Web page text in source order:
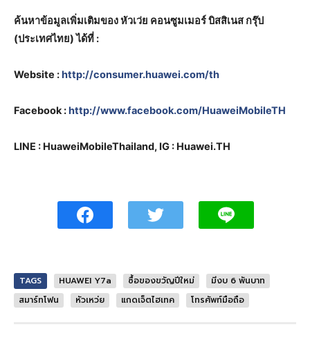
ค้นหาข้อมูลเพิ่มเติมของ หัวเว่ย คอนซูมเมอร์ บิสสิเนส กรุ๊ป
(ประเทศไทย) ได้ที่ :
Website :http://consumer.huawei.com/th
Facebook :http://www.facebook.com/HuaweiMobileTH
LINE : HuaweiMobileThailand, IG : Huawei.TH
TAGS HUAWEI Y7a ซื้อของขวัญปีใหม่
มีงบ 6 พันบาท
สมาร์ทโฟน
หัวเหว่ย แกดเจ็ตไฮเทค โทรศัพท์มือถือ